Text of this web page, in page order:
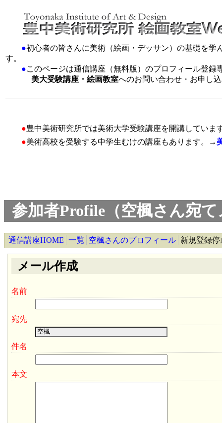
●初心者の皆さんに美術（絵画・デッサン）の基礎を
す。
●このページは通信講座（無料版）のプロフィール登録
美大受験講座・絵画教室へのお問い合わせ・お申し
●豊中美術研究所では美術大学受験講座を開講していま
●美術高校を受験する中学生むけの講座もあります。→
参加者Profile（空楓さん宛
通信講座HOME 一覧 空楓さんのプロフィール 新規登録停
メール作成
名前
宛先
件名
本文